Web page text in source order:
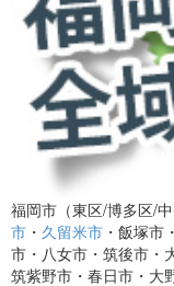
福岡市（東区/博多区/
市 ・ 久留米市 ・飯塚
市・八女市・筑後市・
筑紫野市・春日市・大